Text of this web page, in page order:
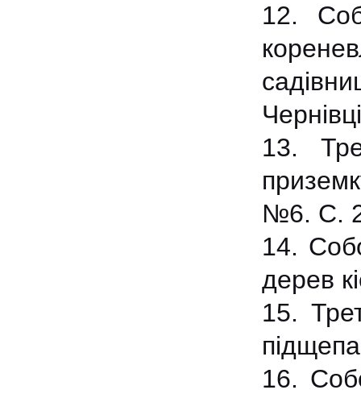
12.
13.
№6. С.
14.
дерев
15.
16.